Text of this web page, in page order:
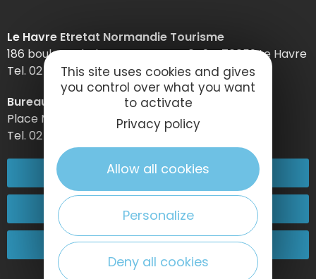
Le Havre Etretat Normandie Tourisme
186 boulevard Clemenceau – BP 649 – 76059 Le Havre
Tel. 02 32 74 04 04 –
Bureau d’information d’Etretat
Place Maurice Guillard – 76790 Étretat
Tel. 02 35 27 05 21
02 32 74 04 04
Contact-us
Come and see us!
This site uses cookies and gives
you control over what you want
to activate
Privacy policy
Allow all cookies
Personalize
Deny all cookies